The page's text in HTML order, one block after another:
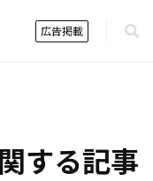
広告掲載
する記事